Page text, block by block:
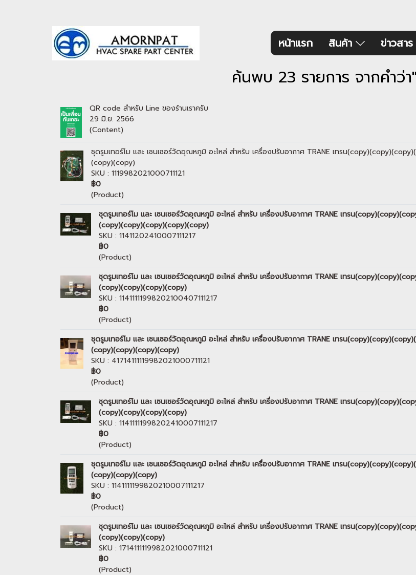
หน้าแรก สินค้า ข่าวสาร
ค้นพบ 23 รายการ จากคำว่
QR code สำหรับ Line ของร้านเราครับ
29 มิ.ย. 2566
(Content)
ชุดรูมเทอร์โม และ เซนเซอร์วัดอุณหภูมิ อะไหล่ สำหรับ เครื่องปรับอากาศ TRANE เทรน
(copy)(copy)
SKU : 1119982021000711121
฿0
(Product)
ชุดรูมเทอร์โม และ เซนเซอร์วัดอุณหภูมิ อะไหล่ สำหรับ เครื่องปรับอากาศ TRANE เทรน
(copy)(copy)(copy)(copy)(copy)
SKU : 11411202410007111217
฿0
(Product)
ชุดรูมเทอร์โม และ เซนเซอร์วัดอุณหภูมิ อะไหล่ สำหรับ เครื่องปรับอากาศ TRANE เทรน
(copy)(copy)(copy)(copy)
SKU : 11411111998202100407111217
฿0
(Product)
ชุดรูมเทอร์โม และ เซนเซอร์วัดอุณหภูมิ อะไหล่ สำหรับ เครื่องปรับอากาศ TRANE เทรน
(copy)(copy)(copy)(copy)
SKU : 41714111119982021000711121
฿0
(Product)
ชุดรูมเทอร์โม และ เซนเซอร์วัดอุณหภูมิ อะไหล่ สำหรับ เครื่องปรับอากาศ TRANE เทรน
(copy)(copy)(copy)(copy)
SKU : 11411111998202410007111217
฿0
(Product)
ชุดรูมเทอร์โม และ เซนเซอร์วัดอุณหภูมิ อะไหล่ สำหรับ เครื่องปรับอากาศ TRANE เทรน
(copy)(copy)(copy)
SKU : 1141111199820210007111217
฿0
(Product)
ชุดรูมเทอร์โม และ เซนเซอร์วัดอุณหภูมิ อะไหล่ สำหรับ เครื่องปรับอากาศ TRANE เทรน
(copy)(copy)(copy)
SKU : 1714111119982021000711121
฿0
(Product)